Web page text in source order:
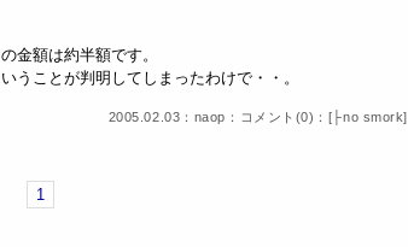
金額は約半額です。
うことが判明してしまったわけで・・。
2005.02.03：naop： コメント(0) ：[ ├no smork]
1